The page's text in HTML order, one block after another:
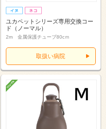
ユカペットシリーズ専用交換コー
ド（ノーマル）
2m 金属保護チューブ80cｍ
取扱い病院